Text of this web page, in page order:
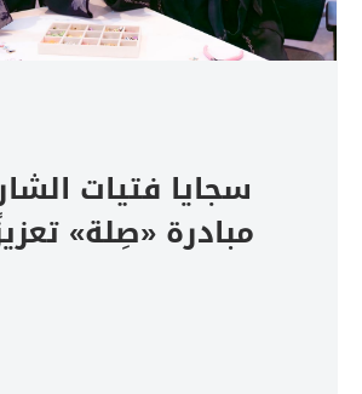
سجايا فتيات
مبادرة «صِلة»